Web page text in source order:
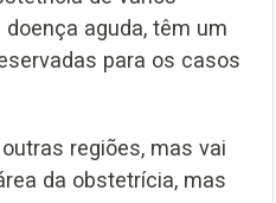
aguda, têm um
para os casos
regiões, mas vai
da obstetrícia, mas